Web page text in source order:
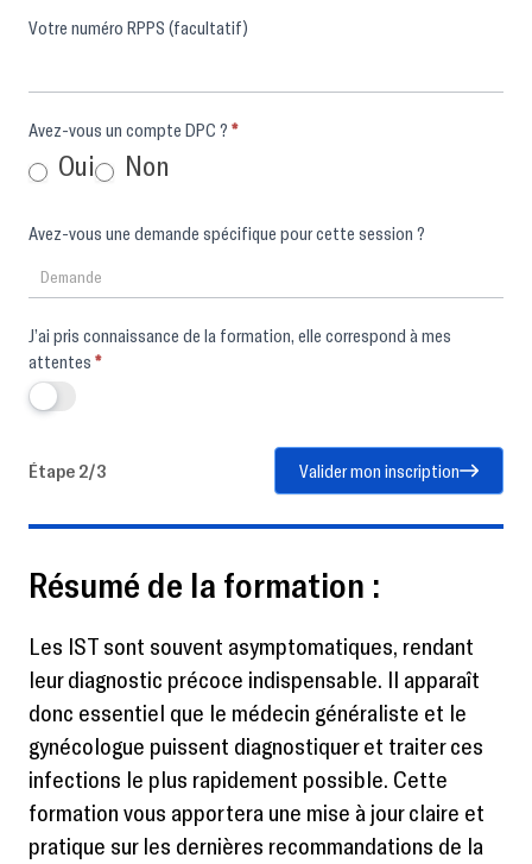
Votre numéro RPPS (facultatif)
Avez-vous un compte DPC ? *
Oui Non
Avez-vous une demande spécifique pour cette session ?
J’ai pris connaissance de la formation, elle correspond à mes
attentes *
Étape 2/3 Valider mon inscription
Résumé de la formation :
Les IST sont souvent asymptomatiques, rendant
leur diagnostic précoce indispensable. Il apparaît
donc essentiel que le médecin généraliste et le
gynécologue puissent diagnostiquer et traiter ces
infections le plus rapidement possible. Cette
formation vous apportera une mise à jour claire et
pratique sur les dernières recommandations de la